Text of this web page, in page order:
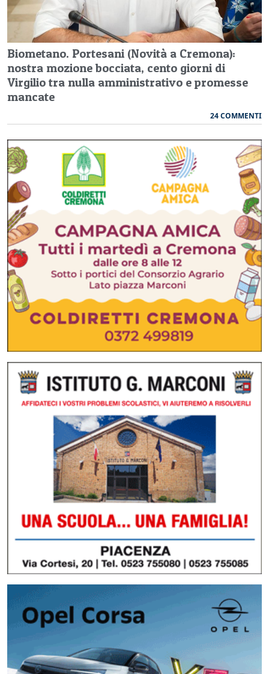
Biometano. Portesani (Novità a Cremona):
nostra mozione bocciata, cento giorni di
Virgilio tra nulla amministrativo e promesse
mancate
24 COMMENTI